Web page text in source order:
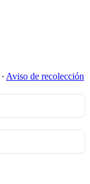
∙ Aviso de recolección